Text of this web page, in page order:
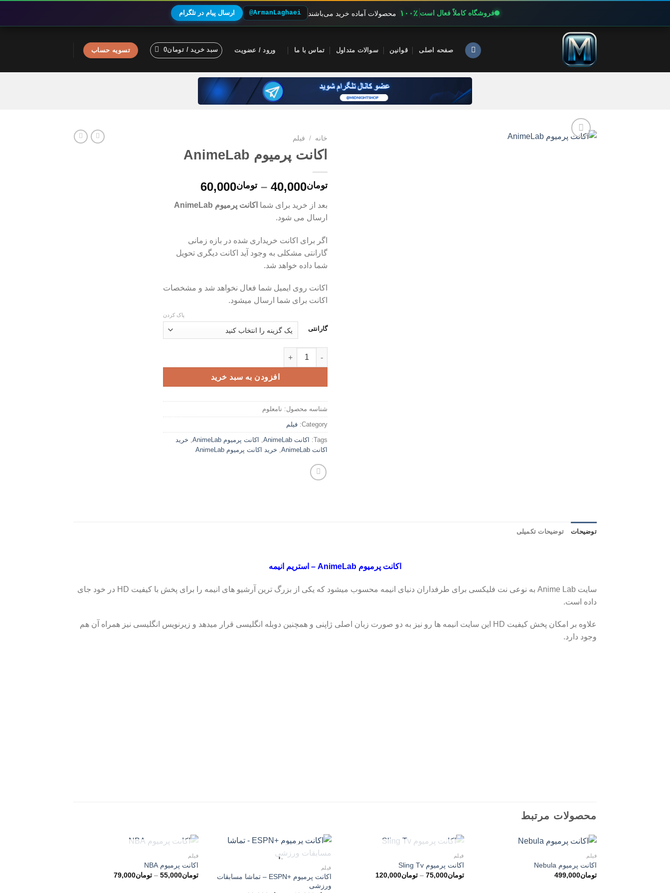
فروشگاه کاملاً فعال است ۱۰۰٪ محصولات آماده خرید می‌باشند @ArmanLaghaei ارسال پیام در تلگرام
صفحه اصلی قوانین سوالات متداول تماس با ما ورود / عضویت سبد خرید / تومان0 تسویه حساب
خانه / فیلم
اکانت پرمیوم AnimeLab
تومان40,000
– تومان60,000محدوده
تومان60,000
بعد از خرید برای شما اکانت پرمیوم AnimeLab
ارسال می شود.
اگر برای اکانت خریداری شده در بازه زمانی
گارانتی مشکلی به وجود آید اکانت دیگری تحویل
شما داده خواهد شد.
اکانت روی ایمیل شما فعال نخواهد شد و مشخصات
اکانت برای شما ارسال میشود.
گارانتی
پاک کردن
اکانت پرمیوم AnimeLab عدد
افزودن به سبد خرید
شناسه محصول: نامعلوم
Category: فیلم
Tags: اکانت AnimeLab , اکانت پرمیوم AnimeLab , خرید
اکانت AnimeLab
, خرید اکانت پرمیوم AnimeLab
توضیحات توضیحات تکمیلی
اکانت پرمیوم AnimeLab – استریم انیمه
سایت Anime Lab به نوعی نت فلیکسی برای طرفداران دنیای انیمه محسوب میشود که یکی از بزرگ ترین آرشیو های انیمه را برای پخش با کیفیت HD در خود جای
داده است.
علاوه بر امکان پخش کیفیت HD این سایت انیمه ها رو نیز به دو صورت زبان اصلی ژاپنی و همچنین دوبله انگلیسی قرار میدهد و زیرنویس انگلیسی نیز همراه آن هم
وجود دارد.
محصولات مرتبط
فیلم
اکانت پرمیوم Nebula
تومان499,000
فیلم
اکانت پرمیوم Sling Tv
تومان75,000
– تومان120,000
ناموجود
فیلم
اکانت پرمیوم +ESPN – تماشا مسابقات
ورزشی
فیلم
اکانت پرمیوم NBA
تومان55,000
– تومان79,000محدوده